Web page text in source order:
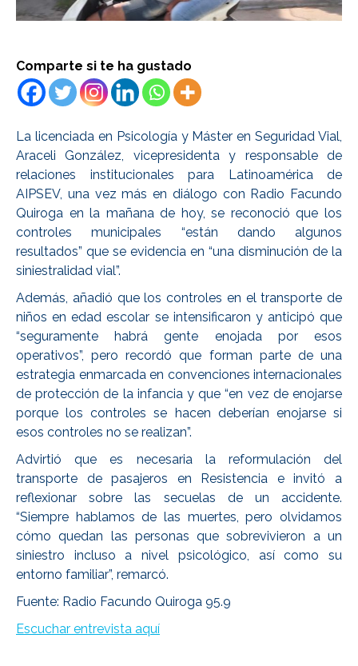
Comparte si te ha gustado
La licenciada en Psicología y Máster en Seguridad Vial,
Araceli González, vicepresidenta y responsable de
relaciones institucionales para Latinoamérica de
AIPSEV, una vez más en diálogo con Radio Facundo
Quiroga en la mañana de hoy, se reconoció que los
controles municipales “están dando algunos
resultados” que se evidencia en “una disminución de la
siniestralidad vial”.
Además, añadió que los controles en el transporte de
niños en edad escolar se intensificaron y anticipó que
“seguramente habrá gente enojada por esos
operativos”, pero recordó que forman parte de una
estrategia enmarcada en convenciones internacionales
de protección de la infancia y que “en vez de enojarse
porque los controles se hacen deberían enojarse si
esos controles no se realizan”.
Advirtió que es necesaria la reformulación del
transporte de pasajeros en Resistencia e invitó a
reflexionar sobre las secuelas de un accidente.
“Siempre hablamos de las muertes, pero olvidamos
cómo quedan las personas que sobrevivieron a un
siniestro incluso a nivel psicológico, así como su
entorno familiar”, remarcó.
Fuente: Radio Facundo Quiroga 95.9
Escuchar entrevista aquí